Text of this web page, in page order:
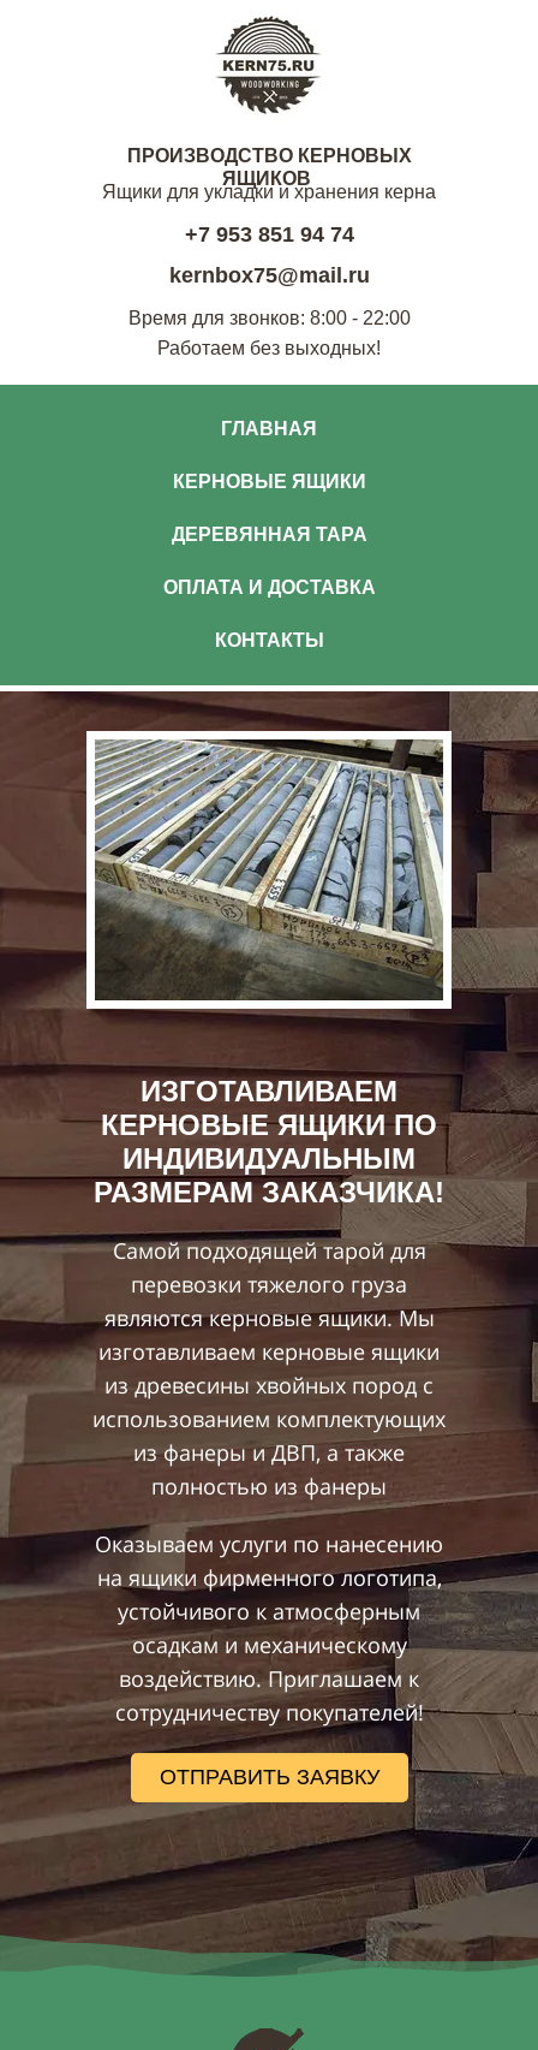
ПРОИЗВОДСТВО КЕРНОВЫХ
ЯЩИКОВ
Ящики для укладки и хранения керна
+7 953 851 94 74
Время для звонков: 8:00 - 22:00
Работаем без выходных!
kernbox75@mail.ru
ГЛАВНАЯ
КЕРНОВЫЕ ЯЩИКИ
ДЕРЕВЯННАЯ ТАРА
ОПЛАТА И ДОСТАВКА
КОНТАКТЫ
ИЗГОТАВЛИВАЕМ
КЕРНОВЫЕ ЯЩИКИ ПО
ИНДИВИДУАЛЬНЫМ
РАЗМЕРАМ ЗАКАЗЧИКА!
Самой подходящей тарой для
перевозки тяжелого груза
являются керновые ящики. Мы
изготавливаем керновые ящики
из древесины хвойных пород с
использованием комплектующих
из фанеры и ДВП, а также
полностью из фанеры
Оказываем услуги по нанесению
на ящики фирменного логотипа,
устойчивого к атмосферным
осадкам и механическому
воздействию. Приглашаем к
сотрудничеству покупателей!
ОТПРАВИТЬ ЗАЯВКУ